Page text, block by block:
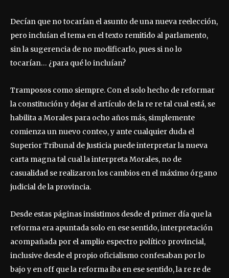
Decían que no tocarían el asunto de una nueva reelección,
pero incluían el tema en el texto remitido al parlamento,
sin la sugerencia de no modificarlo, pues si no lo
tocarían… ¿para qué lo incluían?
Tramposos como siempre. Con el solo hecho de reformar
la constitución y dejar el artículo de la re re tal cual está, se
habilita a Morales para ocho años más, simplemente
comienza un nuevo conteo, y ante cualquier duda el
Superior Tribunal de Justicia puede interpretar la nueva
carta magna tal cual la interpreta Morales, no de
casualidad se realizaron los cambios en el máximo órgano
judicial de la provincia.
Desde estas páginas insistimos desde el primer día que la
reforma era apuntada solo en ese sentido, interpretación
acompañada por el amplio espectro político provincial,
inclusive desde el propio oficialismo confesaban por lo
bajo y en off que la reforma iba en ese sentido, la re re de